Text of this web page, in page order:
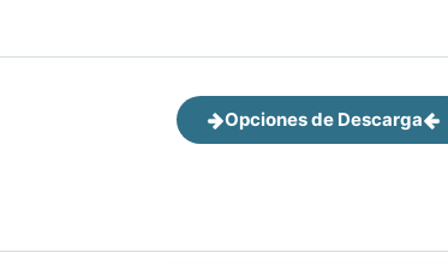
Opciones de Descarga